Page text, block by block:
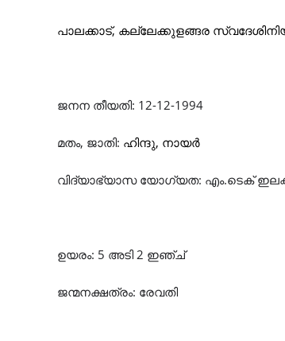
പാലക്കാട്, കല്ലേക്കുളങ്ങര
ജനന തീയതി: 12-12-1994
മതം, ജാതി: ഹിന്ദു, നായർ
വിദ്യാഭ്യാസ യോഗ്യത: എം.ടെക്
ഉയരം: 5 അടി 2 ഇഞ്ച്
ജന്മനക്ഷത്രം: രേവതി